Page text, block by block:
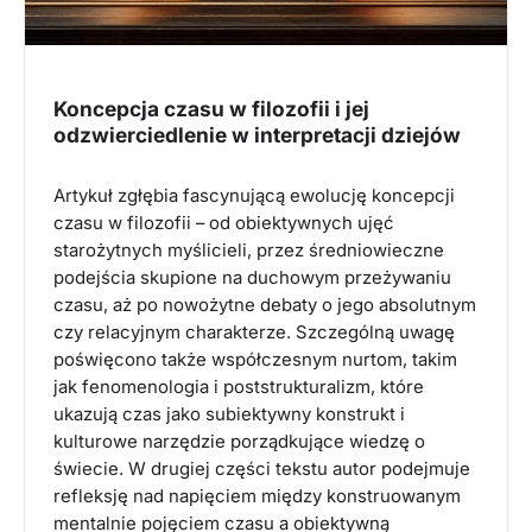
Koncepcja czasu w filozofii i jej
odzwierciedlenie w interpretacji dziejów
Artykuł zgłębia fascynującą ewolucję koncepcji
czasu w filozofii – od obiektywnych ujęć
starożytnych myślicieli, przez średniowieczne
podejścia skupione na duchowym przeżywaniu
czasu, aż po nowożytne debaty o jego absolutnym
czy relacyjnym charakterze. Szczególną uwagę
poświęcono także współczesnym nurtom, takim
jak fenomenologia i poststrukturalizm, które
ukazują czas jako subiektywny konstrukt i
kulturowe narzędzie porządkujące wiedzę o
świecie. W drugiej części tekstu autor podejmuje
refleksję nad napięciem między konstruowanym
mentalnie pojęciem czasu a obiektywną